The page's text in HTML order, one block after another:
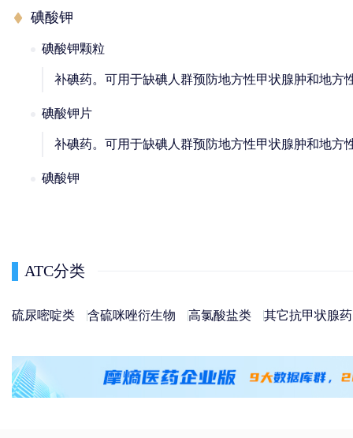
碘酸钾
碘酸钾颗粒
补碘药。可用于缺碘人群预防地方性甲状腺肿和地方
碘酸钾片
补碘药。可用于缺碘人群预防地方性甲状腺肿和地方
碘酸钾
ATC分类
硫尿嘧啶类 含硫咪唑衍生物 高氯酸盐类 其它抗甲状腺药